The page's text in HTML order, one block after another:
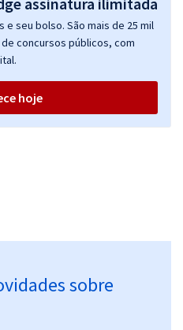
- Operador Braçal
R$25,52
76,56 (-20%)
seu bolso. São mais de 25 mil
concursos públicos, com
hoje
sobre